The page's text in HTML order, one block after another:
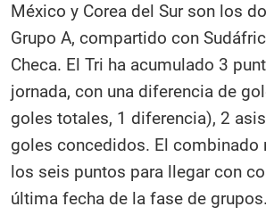
México y Corea del Sur son los
Grupo A, compartido con
Checa. El Tri ha acumulado 3
jornada, con una diferencia de
goles totales, 1 diferencia), 2
goles concedidos. El combinado
los seis puntos para llegar con
última fecha de la fase de grupos.